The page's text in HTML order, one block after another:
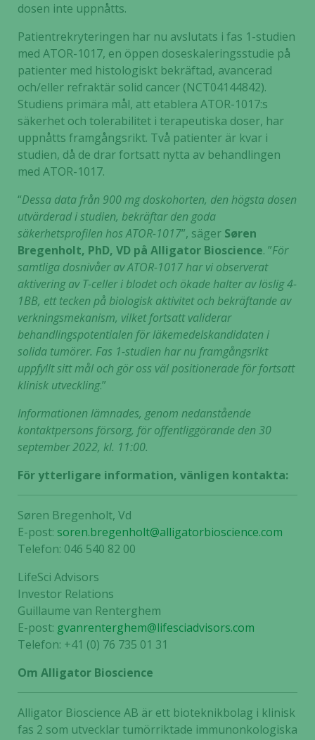
dosen inte uppnåtts.
Patientrekryteringen har nu avslutats i fas 1-studien
med ATOR-1017, en öppen doseskaleringsstudie på
patienter med histologiskt bekräftad, avancerad
och/eller refraktär solid cancer (NCT04144842).
Studiens primära mål, att etablera ATOR-1017:s
säkerhet och tolerabilitet i terapeutiska doser, har
uppnåtts framgångsrikt. Två patienter är kvar i
studien, då de drar fortsatt nytta av behandlingen
med ATOR-1017.
“Dessa data från 900 mg doskohorten, den högsta dosen
utvärderad i studien, bekräftar den goda
säkerhetsprofilen hos ATOR-1017”, säger Søren
Bregenholt, PhD, VD på Alligator Bioscience. ”För
samtliga dosnivåer av ATOR-1017 har vi observerat
aktivering av T-celler i blodet och ökade halter av löslig 4-
1BB, ett tecken på biologisk aktivitet och bekräftande av
verkningsmekanism, vilket fortsatt validerar
behandlingspotentialen för läkemedelskandidaten i
solida tumörer. Fas 1-studien har nu framgångsrikt
uppfyllt sitt mål och gör oss väl positionerade för fortsatt
klinisk utveckling.”
Informationen lämnades, genom nedanstående
kontaktpersons försorg, för offentliggörande den 30
september 2022, kl. 11:00.
För ytterligare information, vänligen kontakta:
Søren Bregenholt, Vd
E-post: soren.bregenholt@alligatorbioscience.com
Telefon: 046 540 82 00
LifeSci Advisors
Investor Relations
Guillaume van Renterghem
E-post: gvanrenterghem@lifesciadvisors.com
Telefon: +41 (0) 76 735 01 31
Om Alligator Bioscience
Alligator Bioscience AB är ett bioteknikbolag i klinisk
fas 2 som utvecklar tumörriktade immunonkologiska